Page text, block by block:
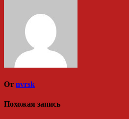
От nvrsk
Похожая запись